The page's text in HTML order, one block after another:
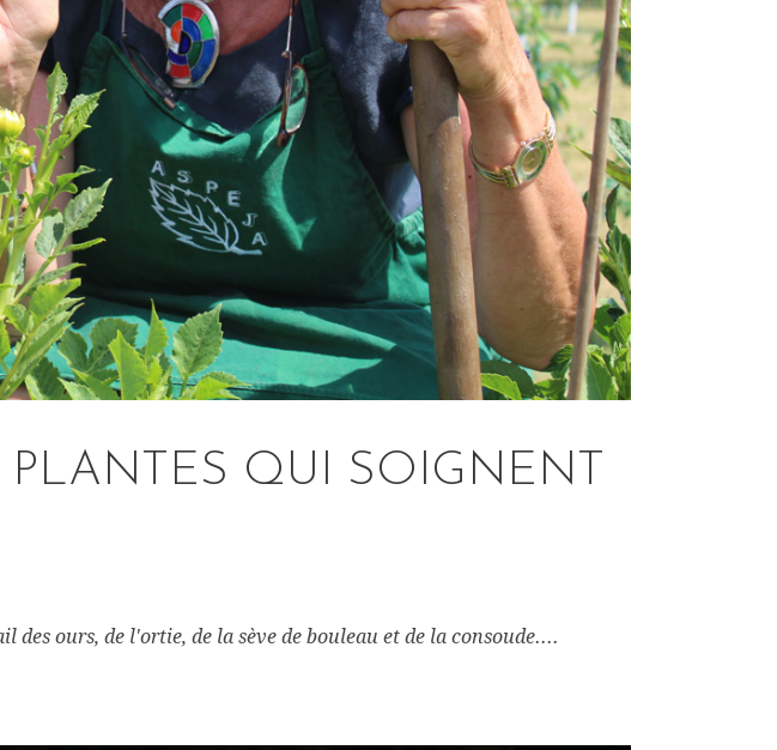
QUI SOIGNENT
des ours, de l'ortie, de la sève de bouleau et de la consoude....